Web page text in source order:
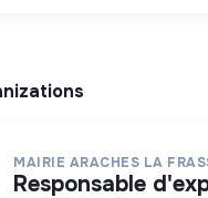
MAIRIE ARACHES LA
responsable d'exploitation eau